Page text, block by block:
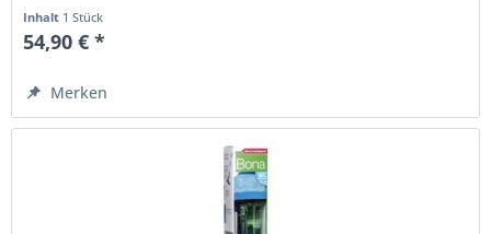
Inhalt 1 Stück
54,90 € *
Merken